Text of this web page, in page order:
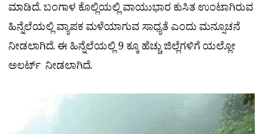
ಮಾಡಿದೆ. ಬಂಗಾಳ ಕೊಲ್ಲಿಯಲ್ಲಿ ವಾಯುಭಾರ ಕುಸಿತ ಉಂಟಾಗಿರುವ
ಹಿನ್ನೆಲೆಯಲ್ಲಿ ವ್ಯಾಪಕ ಮಳೆಯಾಗುವ ಸಾಧ್ಯತೆ ಎಂದು ಮನ್ಸೂಚನೆ
ನೀಡಲಾಗಿದೆ. ಈ ಹಿನ್ನೆಲೆಯಲ್ಲಿ 9 ಕ್ಕೂ ಹೆಚ್ಚು ಜಿಲ್ಲೆಗಳಿಗೆ ಯಲ್ಲೋ
ಅಲರ್ಟ್ ನೀಡಲಾಗಿದೆ.